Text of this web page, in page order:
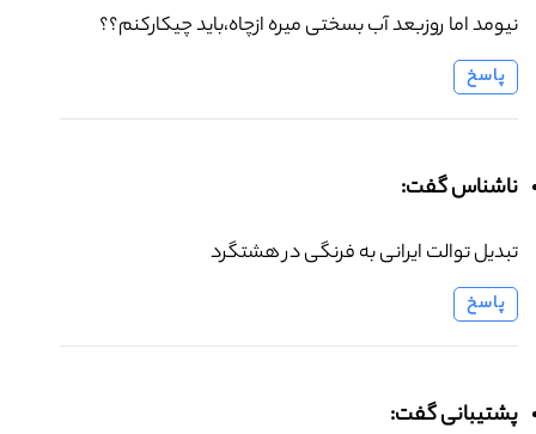
نیومد اما روزبعد آب بسختی میره ازچاه،باید چیکارکنم؟؟
پاسخ
ناشناس گفت:
تبدیل توالت ایرانی به فرنگی در هشتگرد
پاسخ
پشتیبانی گفت: